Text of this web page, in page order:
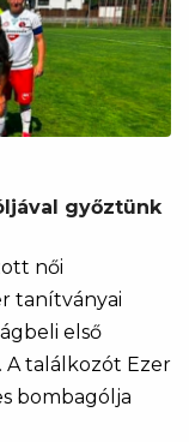
győztünk
női
tanítványai
első
A találkozót Ezer
bombagólja